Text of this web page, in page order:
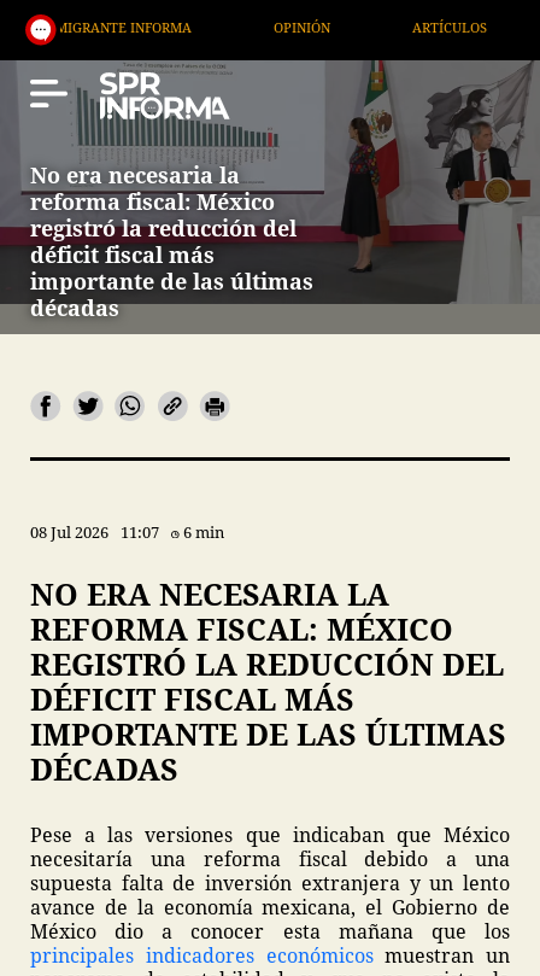
INFORMA
No era necesaria la
reforma fiscal: México
registró la reducción del
déficit fiscal más
importante de las últimas
décadas
08 Jul 2026 11:07 6 min
NO ERA NECESARIA LA
REFORMA FISCAL: MÉXICO
REGISTRÓ LA REDUCCIÓN DEL
DÉFICIT FISCAL MÁS
IMPORTANTE DE LAS ÚLTIMAS
DÉCADAS
Pese a las versiones que indicaban que México
necesitaría una reforma fiscal debido a una
supuesta falta de inversión extranjera y un lento
avance de la economía mexicana, el Gobierno de
México dio a conocer esta mañana que los
principales indicadores económicosmuestran un